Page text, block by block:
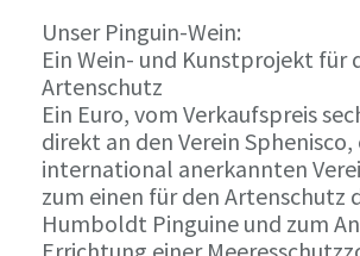
Unser Pinguin-Wein:
Ein Wein- und Kunstprojekt für
Artenschutz
Ein Euro, vom Verkaufspreis
direkt an den Verein Sphenisco,
international anerkannten
zum einen für den Artenschutz
Humboldt Pinguine und zum